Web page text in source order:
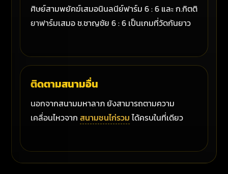
ศิษย์สามพยัคฆ์เสมอนินลนีย์ฟาร์ม 6 : 6 และ ก.กิตติ
ยาฟาร์มเสมอ ช.ชาญชัย 6 : 6 เป็นเกมที่วัดกันยาว
ติดตามสนามอื่น
นอกจากสนามมหาลาภ ยังสามารถตามความ
เคลื่อนไหวจาก สนามชนไก่รวมได้ครบในที่เดียว